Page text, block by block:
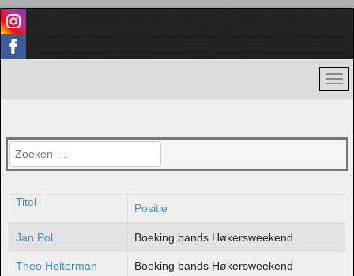
Zoeken
Titel Positie
Jan Pol Boeking bands Høkersweekend
Theo Holterman Boeking bands Høkersweekend